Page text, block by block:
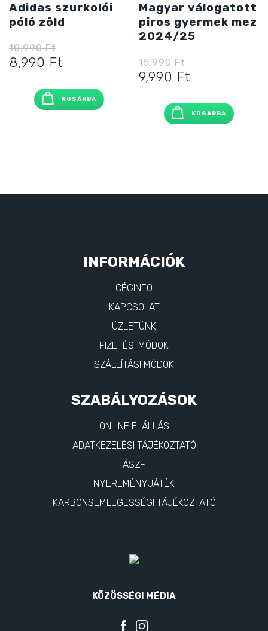
Adidas szurkolói
póló zöld
10,990Ft
Original
was:
10,990 Ft
8,990 Ft
is:
8,990 Ft
KOSÁRBA
Magyar válogatott
piros gyermek mez
2024/25
15,990Ft
Original
was:
15,990 Ft
9,990 Ft
is:
9,990 Ft
KOSÁRBA
INFORMÁCIÓK
CÉGINFO
KAPCSOLAT
ÜZLETÜNK
FIZETÉSI MÓDOK
SZÁLLÍTÁSI MÓDOK
SZABÁLYOZÁSOK
ONLINE ELÁLLÁS
ADATKEZELÉSI TÁJÉKOZTATÓ
ÁSZF
NYEREMÉNYJÁTÉK
KARBONSEMLEGESSÉGI TÁJÉKOZTATÓ
KÖZÖSSÉGI MÉDIA